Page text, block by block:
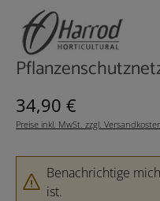
Regulärer Preis:
34,90 €
Preise inkl. MwSt. zzgl.
Benachrichtige
ist.